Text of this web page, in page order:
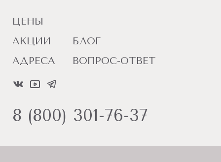
ЦЕНЫ
АКЦИИ
АДРЕСА
БЛОГ
ВОПРОС-ОТВЕТ
8 (800) 301-76-37